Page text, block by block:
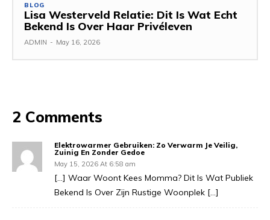
BLOG
Lisa Westerveld Relatie: Dit Is Wat Echt
Bekend Is Over Haar Privéleven
ADMIN - May 16, 2026
2 Comments
Elektrowarmer Gebruiken: Zo Verwarm Je Veilig,
Zuinig En Zonder Gedoe
May 15, 2026 At 6:58 am
[…] Waar Woont Kees Momma? Dit Is Wat Publiek
Bekend Is Over Zijn Rustige Woonplek […]